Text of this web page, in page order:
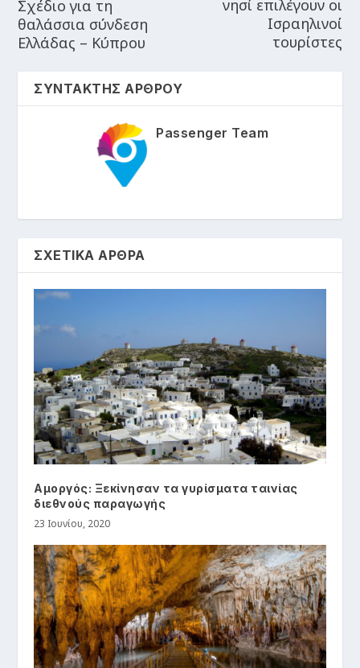
Σχέδιο για τη
θαλάσσια σύνδεση
Ελλάδας – Κύπρου
νησί επιλέγουν οι
Ισραηλινοί
τουρίστες
ΣΥΝΤΑΚΤΗΣ ΑΡΘΡΟΥ
Passenger Team
ΣΧΕΤΙΚΑ ΑΡΘΡΑ
Αμοργός: Ξεκίνησαν τα γυρίσματα ταινίας
διεθνούς παραγωγής
23 Ιουνίου, 2020